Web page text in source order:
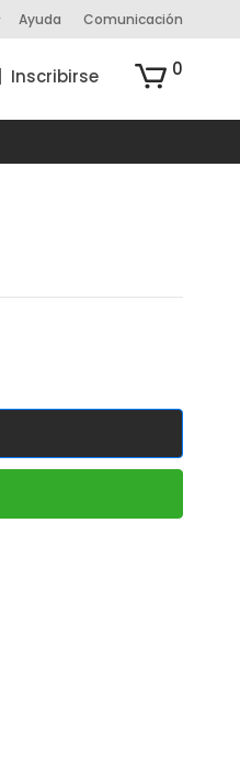
Ayuda Comunicación
Inscribirse 0